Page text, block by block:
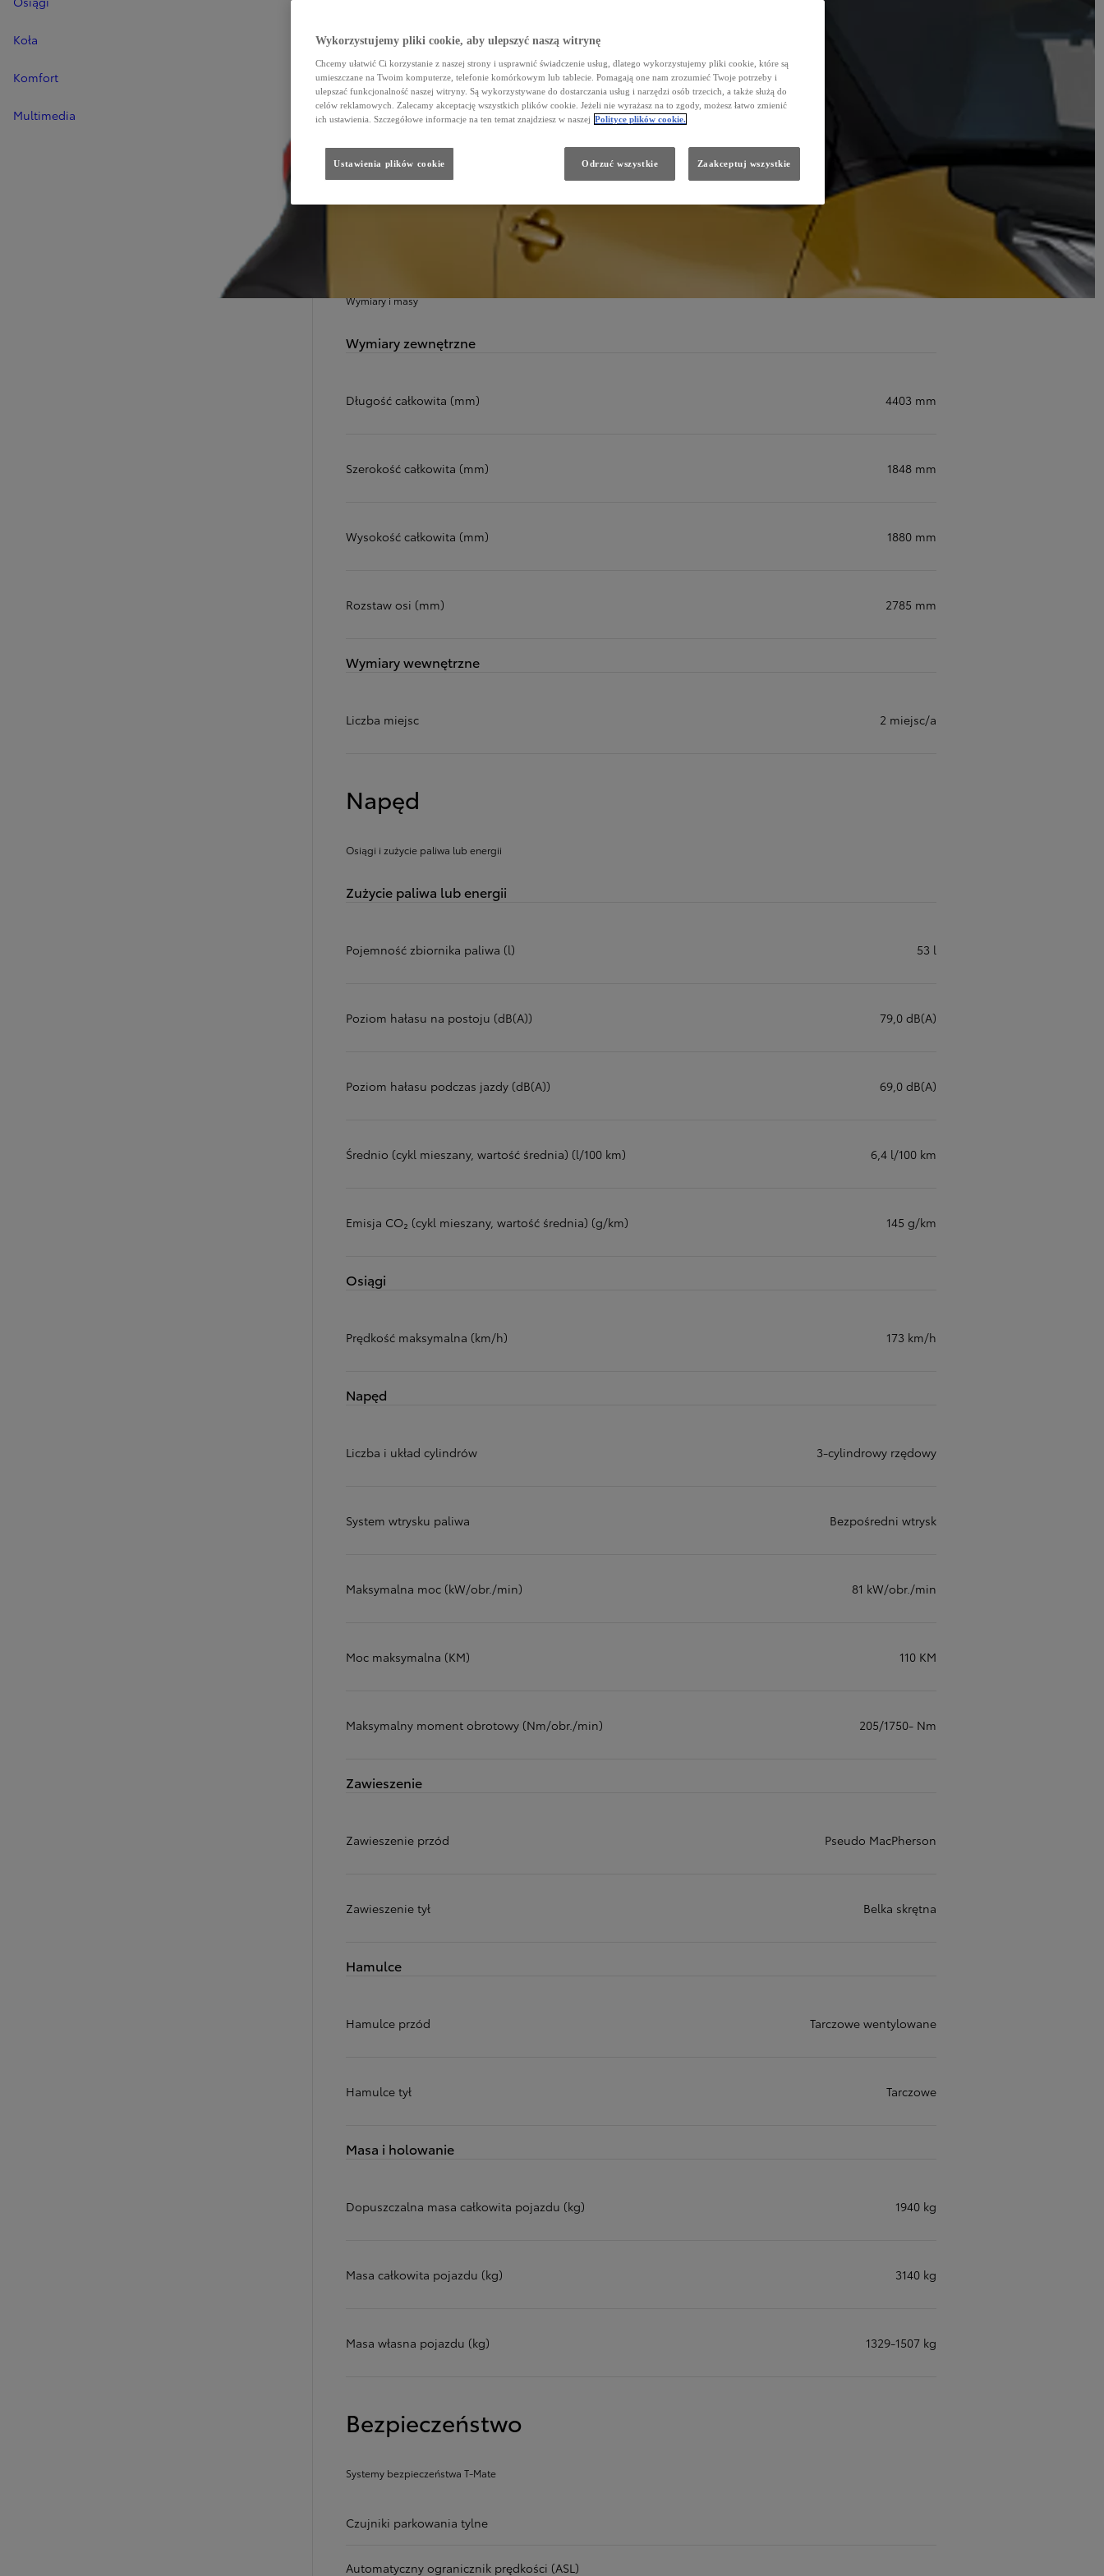
Koła
Komfort
Multimedia
SZCZEGÓŁOWE DANE
Wymiary i masy
Wymiary zewnętrzne
Długość całkowita (mm) 4403 mm
Szerokość całkowita (mm) 1848 mm
Wysokość całkowita (mm) 1880 mm
Rozstaw osi (mm) 2785 mm
Wymiary wewnętrzne
Liczba miejsc 2 miejsc/a
Napęd
Osiągi i zużycie paliwa lub energii
Zużycie paliwa lub energii
Pojemność zbiornika paliwa (l) 53 l
Poziom hałasu na postoju (dB(A)) 79,0 dB(A)
Poziom hałasu podczas jazdy (dB(A)) 69,0 dB(A)
Średnio (cykl mieszany, wartość średnia) (l/100 km) 6,4 l/100 km
Emisja CO₂ (cykl mieszany, wartość średnia) (g/km) 145 g/km
Osiągi
Prędkość maksymalna (km/h) 173 km/h
Napęd
Liczba i układ cylindrów 3-cylindrowy rzędowy
System wtrysku paliwa Bezpośredni wtrysk
Maksymalna moc (kW/obr./min) 81 kW/obr./min
Moc maksymalna (KM) 110 KM
Maksymalny moment obrotowy (Nm/obr./min) 205/1750- Nm
Zawieszenie
Zawieszenie przód Pseudo MacPherson
Zawieszenie tył Belka skrętna
Hamulce
Hamulce przód Tarczowe wentylowane
Hamulce tył Tarczowe
Masa i holowanie
Dopuszczalna masa całkowita pojazdu (kg) 1940 kg
Masa całkowita pojazdu (kg) 3140 kg
Masa własna pojazdu (kg) 1329-1507 kg
Bezpieczeństwo
Systemy bezpieczeństwa T-Mate
Czujniki parkowania tylne
Automatyczny ogranicznik prędkości (ASL)
Wykorzystujemy pliki cookie, aby ulepszyć naszą witrynę
Chcemy ułatwić Ci korzystanie z naszej strony i usprawnić świadczenie usług, dlatego wykorzystujemy pliki cookie, które są
umieszczane na Twoim komputerze, telefonie komórkowym lub tablecie. Pomagają one nam zrozumieć Twoje potrzeby i
ulepszać funkcjonalność naszej witryny. Są wykorzystywane do dostarczania usług i narzędzi osób trzecich, a także służą do
celów reklamowych. Zalecamy akceptację wszystkich plików cookie. Jeżeli nie wyrażasz na to zgody, możesz łatwo zmienić
ich ustawienia. Szczegółowe informacje na ten temat znajdziesz w naszej Polityce plików cookie.
Odrzuć wszystkie Zaakceptuj wszystkie
Ustawienia plików cookie